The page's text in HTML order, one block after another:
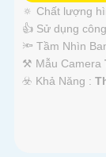
🔅 Chất lượng
👍 Sử dụng
🔦 Tầm Nhìn
⚒ Mẫu Camera
️☣️ Khả Năng :